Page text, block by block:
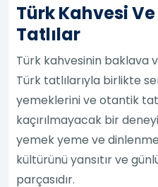
Türk Kahvesi Ve
Tatlılar
Türk kahvesinin baklava
Türk tatlılarıyla birlikte
yemeklerini ve otantik
kaçırılmayacak bir
yemek yeme ve
kültürünü yansıtır ve
parçasıdır.